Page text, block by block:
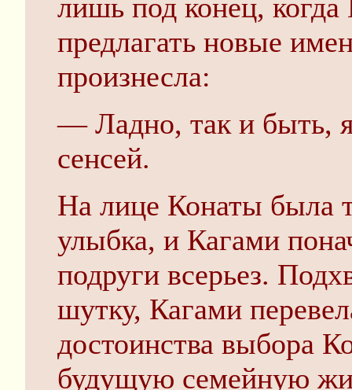
лишь под конец, когда
предлагать новые
произнесла:
— Ладно, так и быть,
сенсей.
На лице Конаты была
улыбка, и Кагами
подруги всерьез.
шутку, Кагами
достоинства выбора
будущую семейную